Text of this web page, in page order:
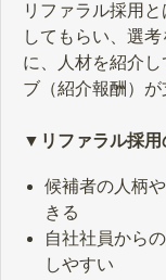
リファラル採用
してもらい、選
に、人材を紹介
ブ（紹介報酬）が
▼リファラル採用
候補者の人柄
きる
自社社員から
しやすい